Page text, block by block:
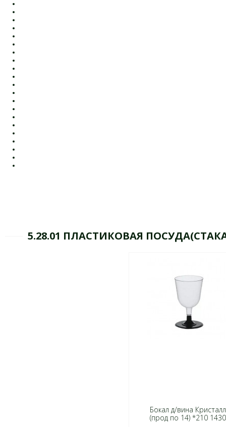
5.28.01 ПЛАСТИКОВАЯ
Бокал д/вина Кристалл
(прод по 14) *210 1430